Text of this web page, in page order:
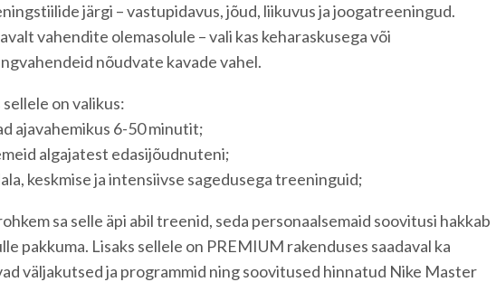
järgi – vastupidavus, jõud, liikuvus ja joogatreeningud.
vahendite olemasolule – vali kas keharaskusega või
nõudvate kavade vahel.
sellele on valikus:
ajavahemikus 6-50 minutit;
algajatest edasijõudnuteni;
keskmise ja intensiivse sagedusega treeninguid;
sa selle äpi abil treenid, seda personaalsemaid soovitusi hakkab
pakkuma. Lisaks sellele on PREMIUM rakenduses saadaval ka
väljakutsed ja programmid ning soovitused hinnatud Nike Master